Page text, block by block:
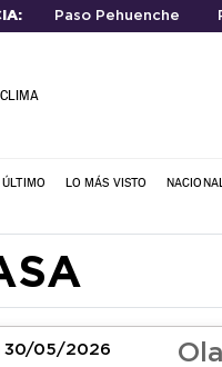
Paso Pehuenche
CLIMA
LO MÁS VISTO
30/05/2026